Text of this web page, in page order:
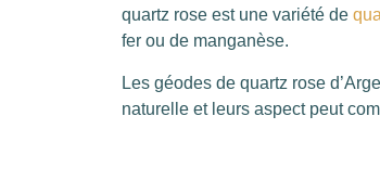
quartz rose est une variété de
fer ou de manganèse.
Les géodes de quartz rose
naturelle et leurs aspect peut